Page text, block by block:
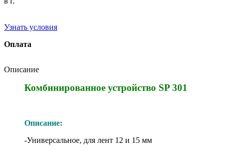
Узнать условия
Оплата
Описание
Комбинированное устройство SP 301
Описание:
-Универсальное, для лент 12 и 15 мм